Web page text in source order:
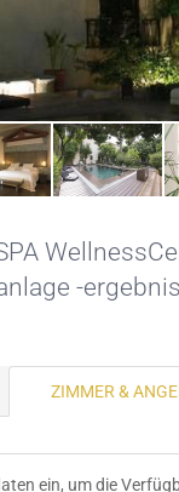
-
ZIMMER &
ein, um die